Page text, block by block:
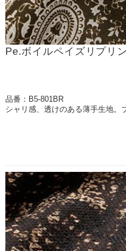
Pe.ボイルペイズリプリ
品番：B5-801BR
シャリ感、透けのある薄手生地。